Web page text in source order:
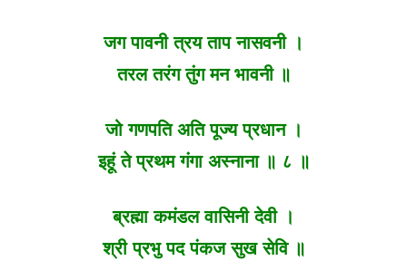
जग पावनी त्रय ताप नासवनी ।
तरल तरंग तुंग मन भावनी ॥
जो गणपति अति पूज्य प्रधान ।
इहूं ते प्रथम गंगा अस्नाना ॥ ८ ॥
ब्रह्मा कमंडल वासिनी देवी ।
श्री प्रभु पद पंकज सुख सेवि ॥